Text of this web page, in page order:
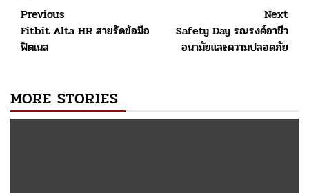
Post
navigation
Previous
Fitbit Alta HR สายรัดข้อมือ
ฟิตเนส
Next
Safety Day รณรงค์อาชีว
อนามัยและความปลอดภัย
MORE STORIES